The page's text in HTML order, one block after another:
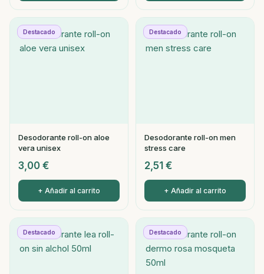
Destacado
Desodorante roll-on aloe
vera unisex
3,00 €
+ Añadir al carrito
Destacado
Desodorante roll-on men
stress care
2,51 €
+ Añadir al carrito
Destacado Destacado